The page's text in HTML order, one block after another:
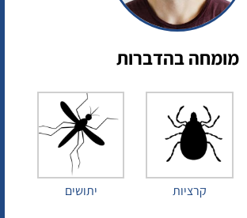
מומחה בהדברות
קרציות יתושים